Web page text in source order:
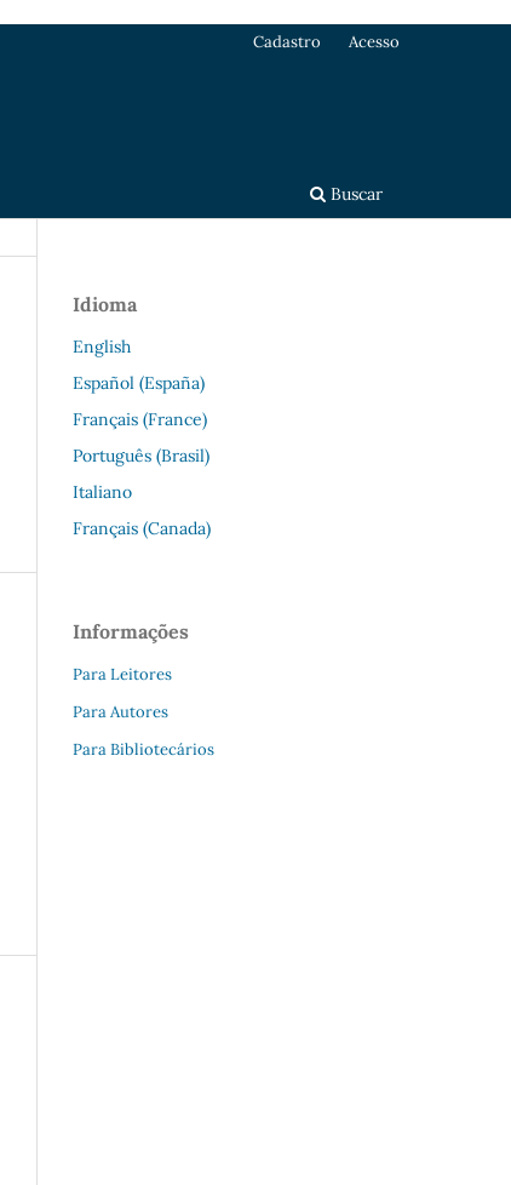
Buscar
Cadastro Acesso
Idioma
English
Español (España)
Français (France)
Português (Brasil)
Italiano
Français (Canada)
Informações
Para Leitores
Para Autores
Para Bibliotecários